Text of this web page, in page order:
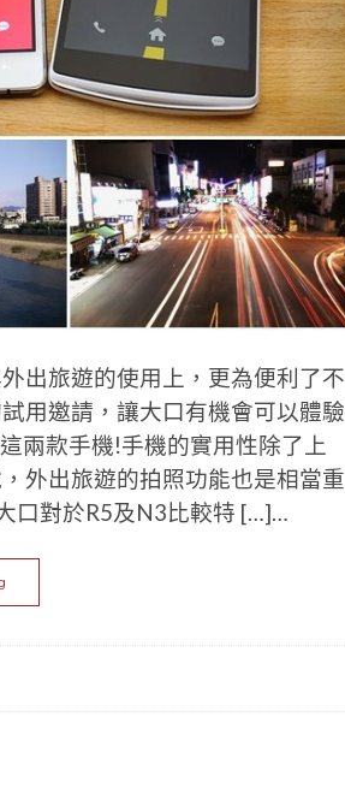
出旅遊的使用上，更為便利了不
用邀請，讓大口有機會可以體驗
兩款手機!手機的實用性除了上
外出旅遊的拍照功能也是相當重
口對於R5及N3比較特 […]…